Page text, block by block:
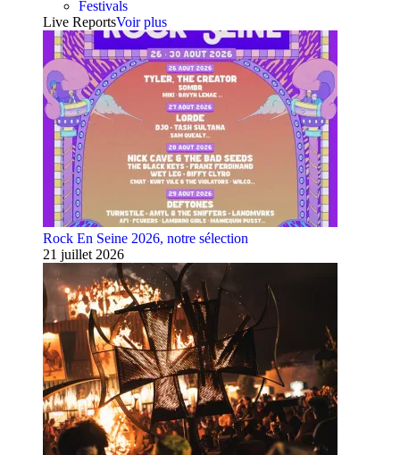
Festivals
Live ReportsVoir plus
Rock En Seine 2026, notre sélection
21 juillet 2026